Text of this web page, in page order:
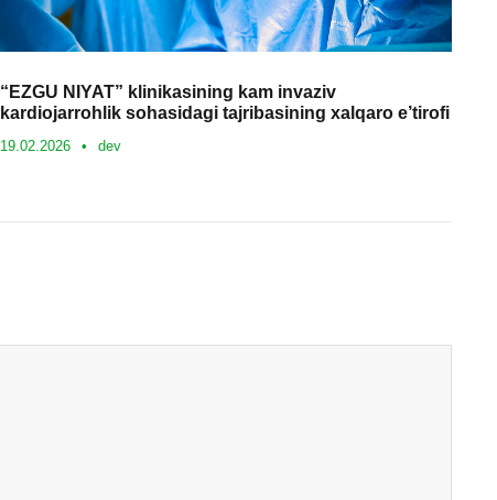
“EZGU NIYAT” klinikasining kam invaziv
kardiojarrohlik sohasidagi tajribasining xalqaro e’tirofi
19.02.2026 • dev